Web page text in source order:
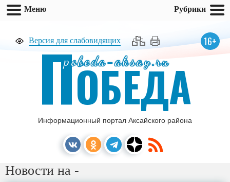
Версия для слабовидящих 16+
pobeda-aksay.ru
ПОБЕДА
Информационный портал Аксайского района
Новости на -
Меню Рубрики